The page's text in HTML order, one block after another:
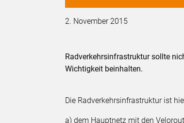
2. November 2015
Radverkehrsinfrastruktur sollte
Wichtigkeit beinhalten.
Die Radverkehrsinfrastruktur ist
a) dem Hauptnetz mit den